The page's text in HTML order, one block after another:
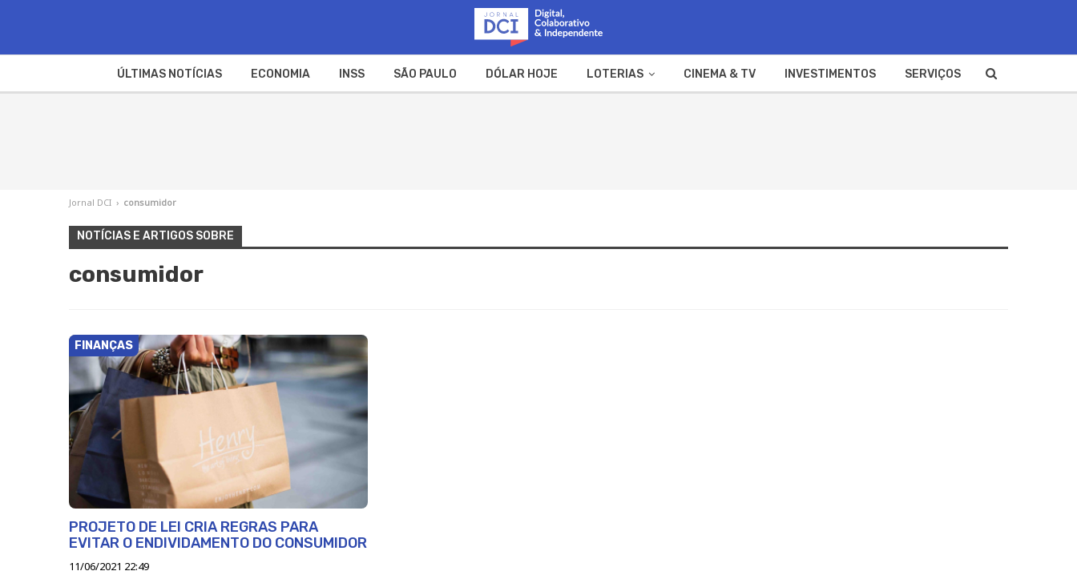
ÚLTIMAS NOTÍCIAS ECONOMIA INSS SÃO PAULO DÓLAR HOJE LOTERIAS CINEMA & TV INVESTIMENTOS SERVIÇOS
Jornal DCI › consumidor
NOTÍCIAS E ARTIGOS SOBRE
consumidor
FINANÇAS
PROJETO DE LEI CRIA REGRAS PARA
EVITAR O ENDIVIDAMENTO DO CONSUMIDOR
11/06/2021 22:49